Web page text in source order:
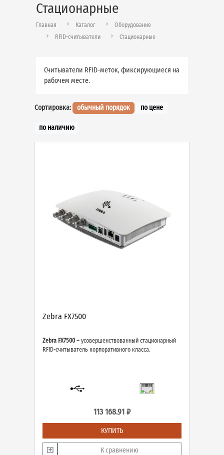
Стационарные
Главная Каталог
Оборудование
RFID-считыватели
Стационарные
Считыватели RFID-меток, фиксирующиеся на
рабочем месте.
Сортировка: обычный порядок по цене
по наличию
Zebra FX7500
Zebra FX7500 – усовершенствованный стационарный
RFID-считыватель корпоративного класса.
113 168.91 ₽
КУПИТЬ
К сравнению